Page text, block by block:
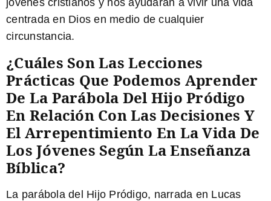
jóvenes cristianos y nos ayudarán a vivir una vida
centrada en Dios en medio de cualquier
circunstancia.
¿Cuáles Son Las Lecciones
Prácticas Que Podemos Aprender
De La Parábola Del Hijo Pródigo
En Relación Con Las Decisiones Y
El Arrepentimiento En La Vida De
Los Jóvenes Según La Enseñanza
Bíblica?
La parábola del Hijo Pródigo, narrada en Lucas